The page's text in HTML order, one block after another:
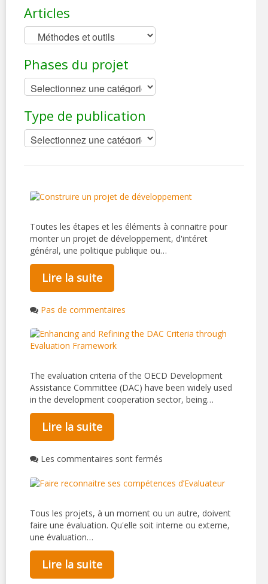
Articles
Phases du projet
Type de publication
Toutes les étapes et les éléments à connaitre pour
monter un projet de développement, d'intéret
général, une politique publique ou…
Lire la suite
Pas de commentaires
The evaluation criteria of the OECD Development
Assistance Committee (DAC) have been widely used
in the development cooperation sector, being…
Lire la suite
Les commentaires sont fermés
Tous les projets, à un moment ou un autre, doivent
faire une évaluation. Qu'elle soit interne ou externe,
une évaluation…
Lire la suite